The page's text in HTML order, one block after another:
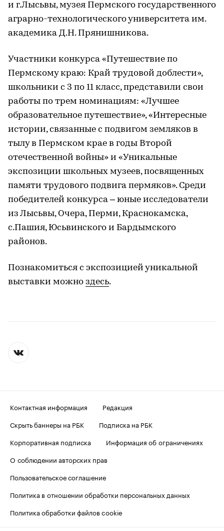
и г.Лысьвы, музея Пермского государственного
аграрно­-технологического университета им.
академика Д.Н. Прянишникова.
Участники конкурса «Путешествие по
Пермскому краю: Край трудовой доблести»,
школьники с 3 по 11 класс, представили свои
работы по трем номинациям: «Лучшее
образовательное путешествие», «Интересные
истории, связанные с подвигом земляков в
тылу в Пермском крае в годы Второй
отечественной войны» и «Уникальные
экспозиции школьных музеев, посвященных
памяти трудового подвига пермяков». Среди
победителей конкурса – юные исследователи
из Лысьвы, Очера, Перми, Краснокамска,
с.Пашия, Юсьвинского и Бардымского
районов.
Познакомиться с экспозицией уникальной
выставки можно здесь.
Контактная информация
Редакция
Скрыть баннеры на РБК
Подписка на РБК
Корпоративная подписка
Информация об ограничениях
О соблюдении авторских прав
Пользовательское соглашение
Политика в отношении обработки персональных данных
Политика обработки файлов cookie